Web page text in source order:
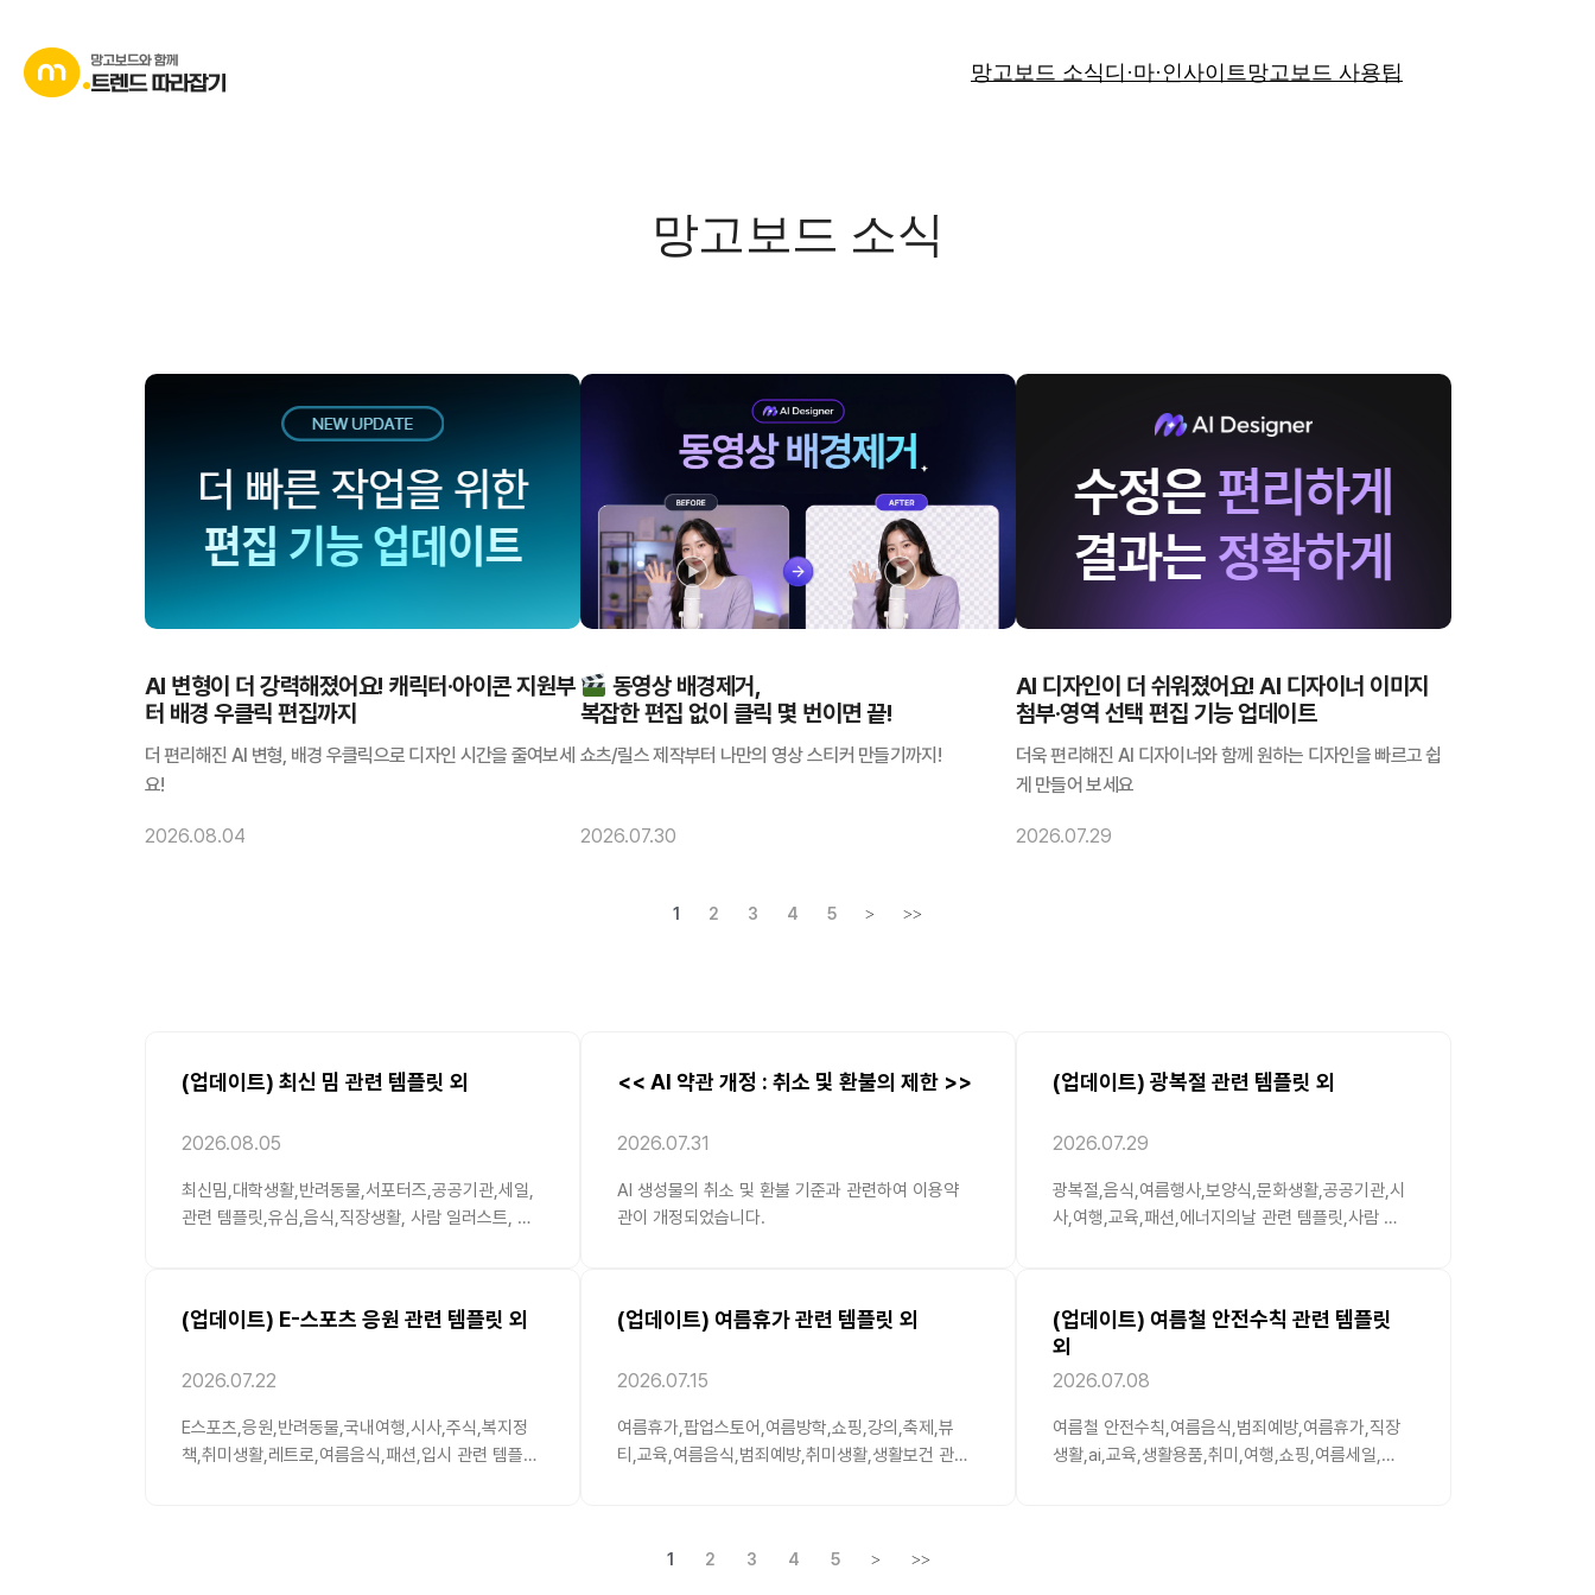
망고보드 소식디·마·인사이트망고보드 사용팁
망고보드 소식
AI 변형이 더 강력해졌어요! 캐릭터·아이콘 지원부
터 배경 우클릭 편집까지
더 편리해진 AI 변형, 배경 우클릭으로 디자인 시간을 줄여보세
요!
2026.08.04
동영상 배경제거,
복잡한 편집 없이 클릭 몇 번이면 끝!
쇼츠/릴스 제작부터 나만의 영상 스티커 만들기까지!
2026.07.30
AI 디자인이 더 쉬워졌어요! AI 디자이너 이미지
첨부·영역 선택 편집 기능 업데이트
더욱 편리해진 AI 디자이너와 함께 원하는 디자인을 빠르고 쉽
게 만들어 보세요
2026.07.29
1 2 3 4 5 > >>